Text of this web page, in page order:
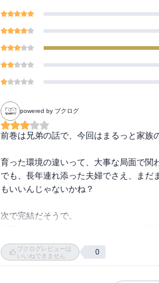
powered by ブクログ
前巻は兄弟の話で、今回はまるっと家
育った環境の違いって、大事な局面で関
でも、長年連れ添った夫婦でさえ、まだ
もいいんじゃないかね？
次で完結だそうで。
ブクログレビューは
いいねできません
0